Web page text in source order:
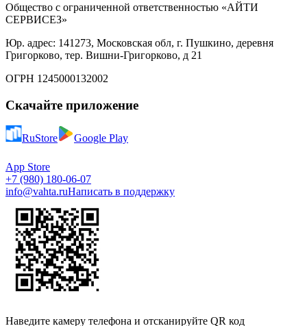
Общество с ограниченной ответственностью «АЙТИ
СЕРВИСЕЗ»
Юр. адрес: 141273, Московская обл, г. Пушкино, деревня
Григорково, тер. Вишни-Григорково, д 21
ОГРН 1245000132002
Скачайте приложение
RuStore Google Play
App Store
+7 (980) 180-06-07
info@vahta.ruНаписать в поддержку
Наведите камеру телефона и отсканируйте QR код